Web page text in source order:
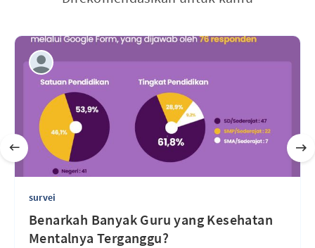
survei
Benarkah Banyak Guru yang Kesehatan
Mentalnya Terganggu?